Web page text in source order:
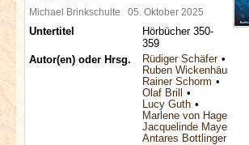
REDAKTION
LINKS
Michael Brinkschulte 05. Oktober 2025
Untertitel
Hörbücher 350-
359
Autor(en) oder Hrsg.
Rüdiger Schäfer
Ruben Wickenhäuser
Rainer Schorm
Olaf Brill
Lucy Guth
Marlene von Hagen
Jacquelinde Mayerhofer
Antares Bottlinger